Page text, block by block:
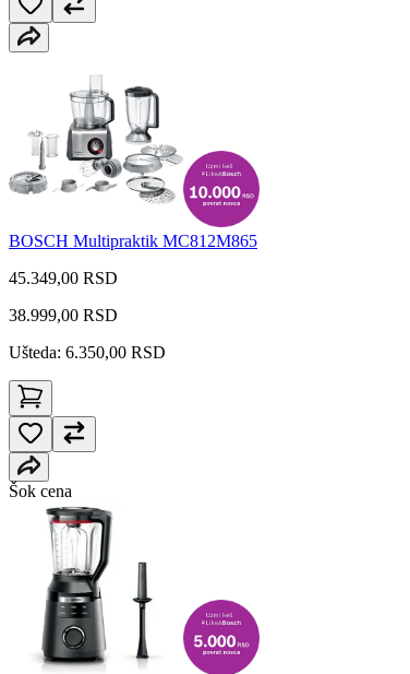
BOSCH Multipraktik MC812M865
45.349,00 RSD
38.999,00 RSD
Ušteda: 6.350,00 RSD
Šok cena